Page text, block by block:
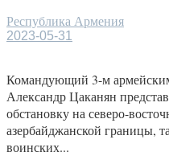
Республика Армения
2023-05-31
Командующий 3-м
Александр Цаканян
обстановку на северо-
азербайджанской границы,
воинских...